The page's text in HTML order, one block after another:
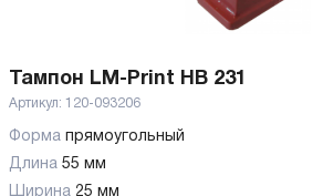
Тампон LM-Print HB 231
Артикул: 120-093206
Форма прямоугольный
Длина 55 мм
Ширина 25 мм